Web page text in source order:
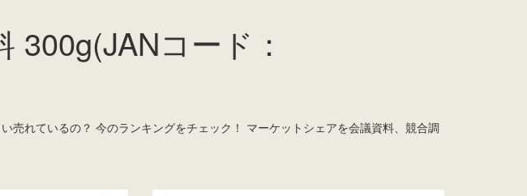
コード：
売れているの？ 今のランキングをチェック！ マーケットシェアを会議資料、競合調